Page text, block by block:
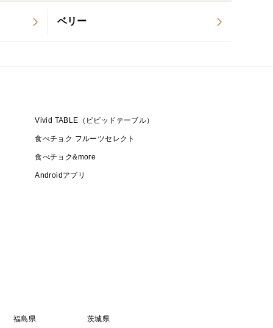
ベリー
Vivid TABLE（ビビッドテーブル）
食べチョク フルーツセレクト
食べチョク&more
Androidアプリ
福島県 茨城県